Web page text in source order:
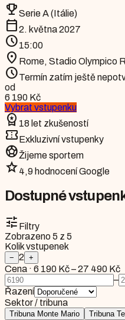
emoji_eventsSerie A (Itálie)
calendar_today2. května 2027
schedule15:00
location_on Rome, Stadio Olympico
scheduleTermín zatím ještě
od
6 190 Kč
Vybrat vstupenku
workspace_premium 18 let zkušeností
confirmation_numberExkluzivní vstupenky
sports_soccerŽijeme sportem
star4,9 hodnocení Google
Dostupné
tune Filtry
Zobrazeno5 z 5
Kolik vstupenek
− 2 +
Cena · 6 190 Kč–27 490 Kč
–
Řazení
Sektor / tribuna
Tribuna Monte Mario Tribuna